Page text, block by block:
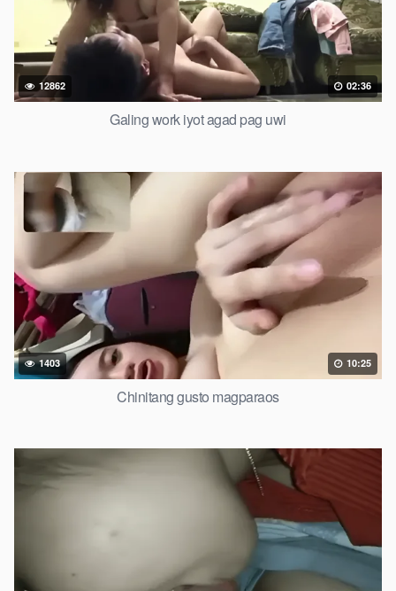
12862 02:36
Galing work iyot agad pag uwi
1403 10:25
Chinitang gusto magparaos